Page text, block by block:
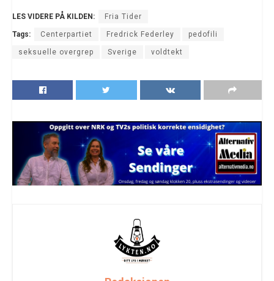
LES VIDERE PÅ KILDEN: Fria Tider
Tags: Centerpartiet Fredrick Federley pedofili
seksuelle overgrep Sverige voldtekt